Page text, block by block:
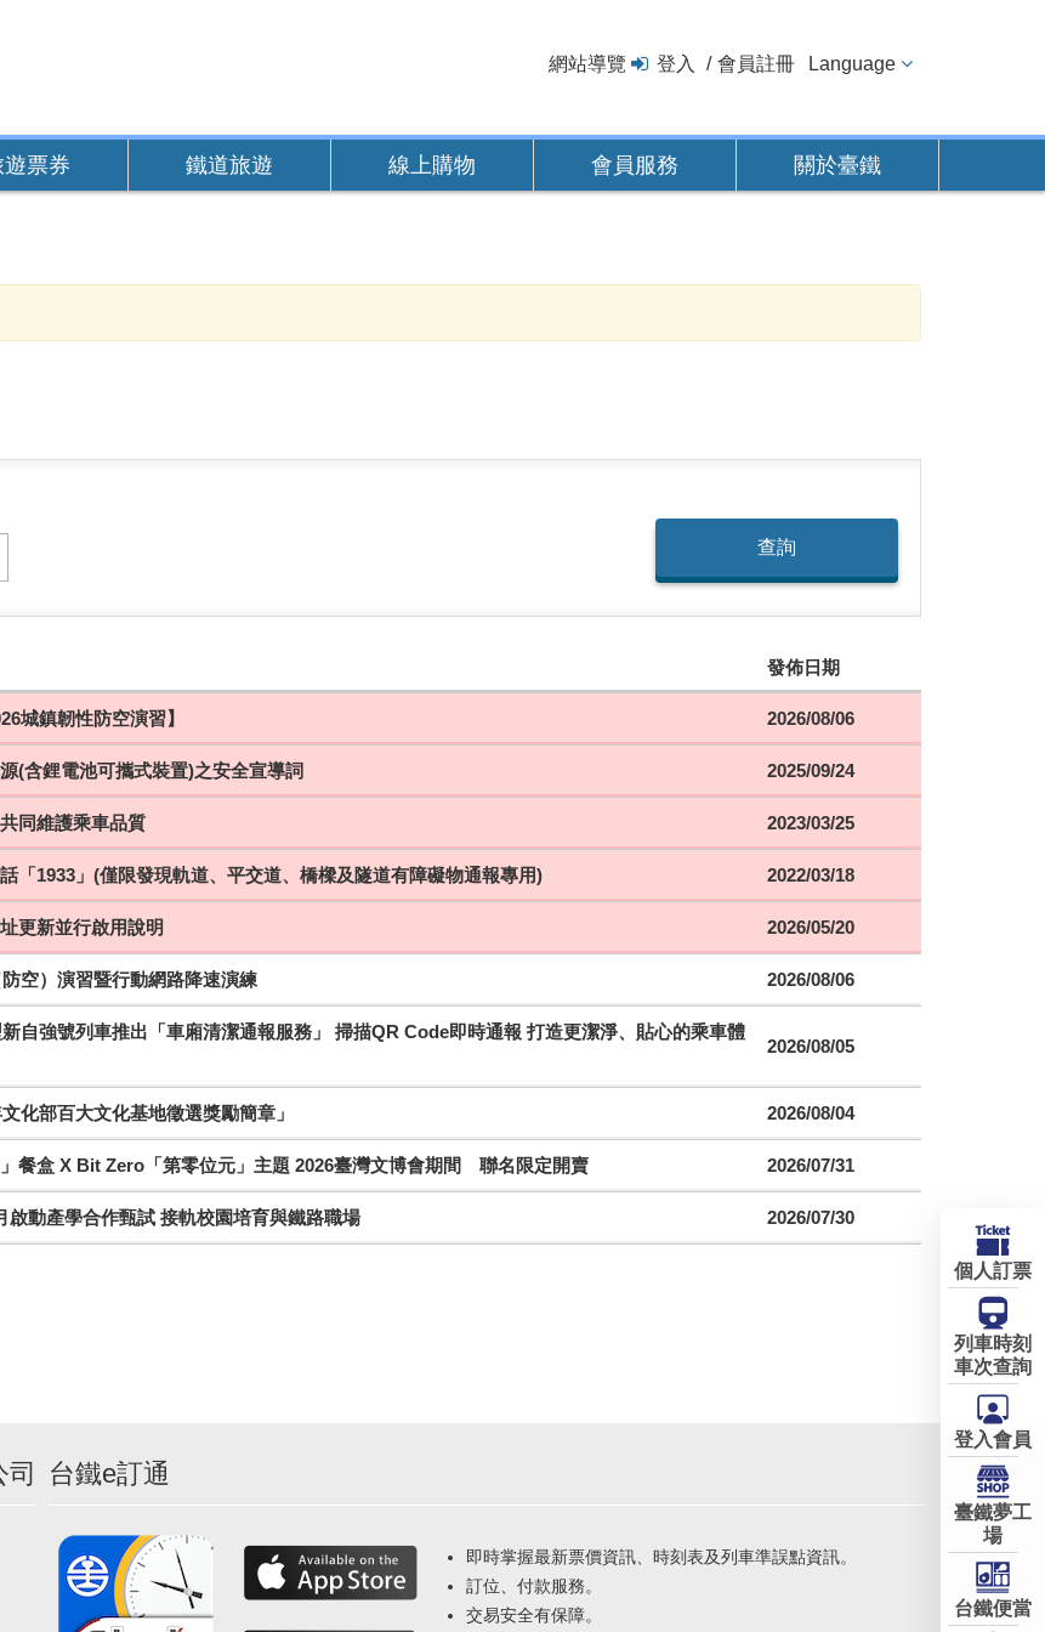
網站導覽 登入 會員註冊 Language
遊票券 鐵道旅遊 線上購物 會員服務 關於臺鐵
查詢
發佈日期
城鎮韌性防空演習】 2026/08/06
(含鋰電池可攜式裝置)之安全宣導詞 2025/09/24
同維護乘車品質 2023/03/25
「1933」(僅限發現軌道、平交道、橋樑及隧道有障礙物通報專用) 2022/03/18
更新並行啟用說明 2026/05/20
空）演習暨行動網路降速演練 2026/08/06
自強號列車推出「車廂清潔通報服務」 掃描QR Code即時通報 打造更潔淨、貼心的乘車體
2026/08/05
化部百大文化基地徵選獎勵簡章」 2026/08/04
餐盒 X Bit Zero「第零位元」主題 2026臺灣文博會期間 聯名限定開賣 2026/07/31
啟動產學合作甄試 接軌校園培育與鐵路職場 2026/07/30
台鐵e訂通
即時掌握最新票價資訊、時刻表及列車準誤點資訊。
訂位、付款服務。
交易安全有保障。
個人訂票
列車時刻
車次查詢
登入會員
臺鐵夢工
場
台鐵便當